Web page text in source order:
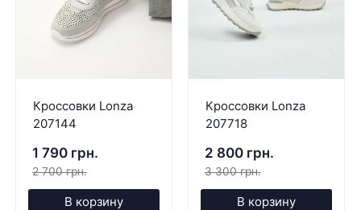
Кроссовки Lonza
207144
1 790 грн.
2 700 грн.
В корзину
Кроссовки Lonza
207718
2 800 грн.
3 300 грн.
В корзину